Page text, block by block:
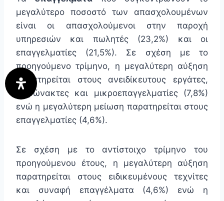
μεγαλύτερο ποσοστό των απασχολουμένων
είναι οι απασχολούμενοι στην παροχή
υπηρεσιών και πωλητές (23,2%) και οι
επαγγελματίες (21,5%). Σε σχέση με το
προηγούμενο τρίμηνο, η μεγαλύτερη αύξηση
παρατηρείται στους ανειδίκευτους εργάτες,
χειρώνακτες και μικροεπαγγελματίες (7,8%)
ενώ η μεγαλύτερη μείωση παρατηρείται στους
επαγγελματίες (4,6%).
Σε σχέση με το αντίστοιχο τρίμηνο του
προηγούμενου έτους, η μεγαλύτερη αύξηση
παρατηρείται στους ειδικευμένους τεχνίτες
και συναφή επαγγέλματα (4,6%) ενώ η